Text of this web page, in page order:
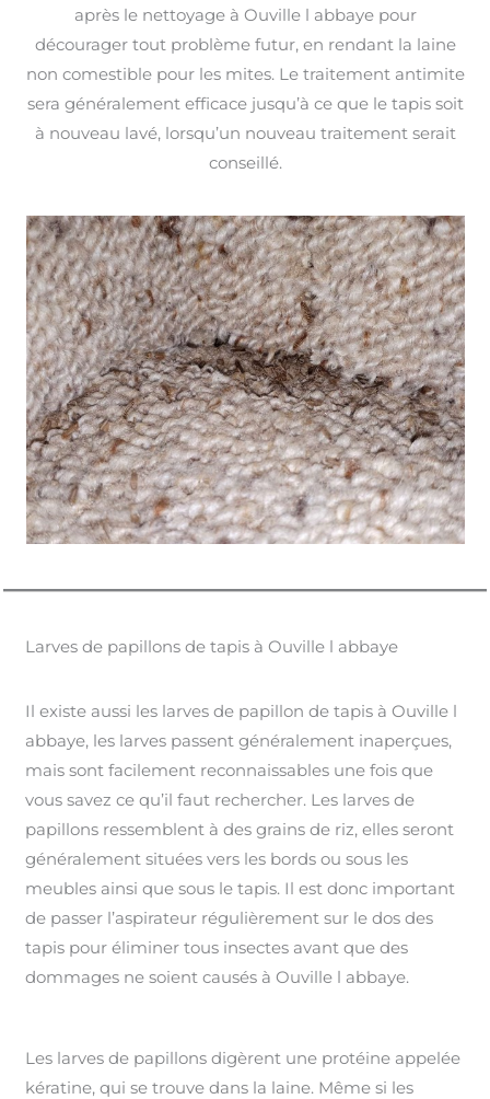
après le nettoyage à Ouville l abbaye pour
décourager tout problème futur, en rendant la laine
non comestible pour les mites. Le traitement antimite
sera généralement efficace jusqu’à ce que le tapis soit
à nouveau lavé, lorsqu’un nouveau traitement serait
conseillé.
Larves de papillons de tapis à Ouville l abbaye
Il existe aussi les larves de papillon de tapis à Ouville l
abbaye, les larves passent généralement inaperçues,
mais sont facilement reconnaissables une fois que
vous savez ce qu’il faut rechercher. Les larves de
papillons ressemblent à des grains de riz, elles seront
généralement situées vers les bords ou sous les
meubles ainsi que sous le tapis. Il est donc important
de passer l’aspirateur régulièrement sur le dos des
tapis pour éliminer tous insectes avant que des
dommages ne soient causés à Ouville l abbaye.
Les larves de papillons digèrent une protéine appelée
kératine, qui se trouve dans la laine. Même si les